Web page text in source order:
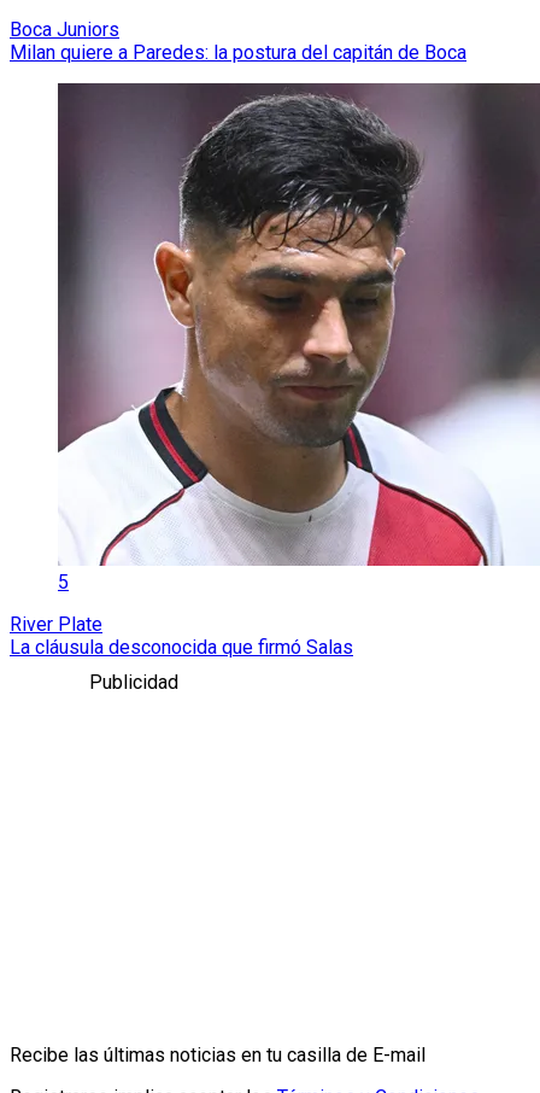
Boca Juniors
Milan quiere a Paredes: la postura del capitán de Boca
5
River Plate
La cláusula desconocida que firmó Salas
Publicidad
Recibe las últimas noticias en tu casilla de E-mail